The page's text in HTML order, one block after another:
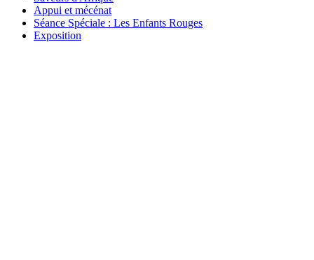
Appui et mécénat
Séance Spéciale : Les Enfants Rouges
Exposition